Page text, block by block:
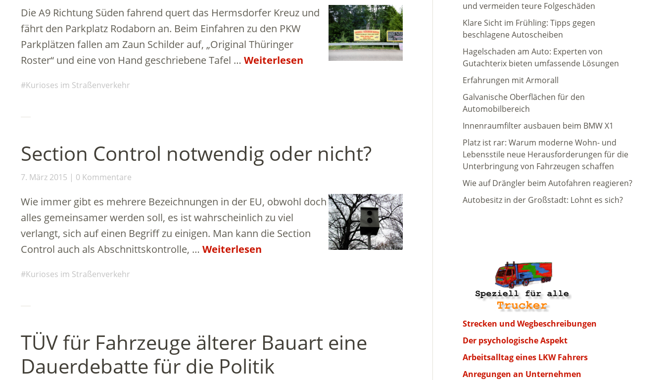
Die A9 Richtung Süden fahrend quert das Hermsdorfer Kreuz und
fährt den Parkplatz Rodaborn an. Beim Einfahren zu den PKW
Parkplätzen fallen am Zaun Schilder auf, „Original Thüringer
Roster“ und eine von Hand geschriebene Tafel … Weiterlesen
Kurioses im Straßenverkehr
Section Control notwendig oder nicht?
7. März 2015 0 Kommentare
Wie immer gibt es mehrere Bezeichnungen in der EU, obwohl doch
alles gemeinsamer werden soll, es ist wahrscheinlich zu viel
verlangt, sich auf einen Begriff zu einigen. Man kann die Section
Control auch als Abschnittskontrolle, … Weiterlesen
Kurioses im Straßenverkehr
TÜV für Fahrzeuge älterer Bauart eine
Dauerdebatte für die Politik
und vermeiden teure Folgeschäden
Klare Sicht im Frühling: Tipps gegen
beschlagene Autoscheiben
Hagelschaden am Auto: Experten von
Gutachterix bieten umfassende Lösungen
Erfahrungen mit Armorall
Galvanische Oberflächen für den
Automobilbereich
Innenraumfilter ausbauen beim BMW X1
Platz ist rar: Warum moderne Wohn- und
Lebensstile neue Herausforderungen für die
Unterbringung von Fahrzeugen schaffen
Wie auf Drängler beim Autofahren reagieren?
Autobesitz in der Großstadt: Lohnt es sich?
Strecken und Wegbeschreibungen
Der psychologische Aspekt
Arbeitsalltag eines LKW Fahrers
Anregungen an Unternehmen